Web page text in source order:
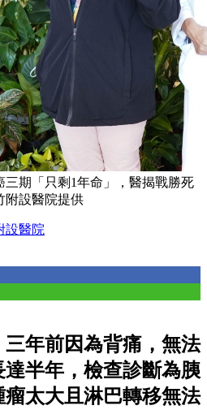
期「只剩1年命」，醫揭戰勝死
附設醫院提供
設醫院
年前因為背痛，無法
半年，檢查診斷為胰
太大且淋巴轉移無法